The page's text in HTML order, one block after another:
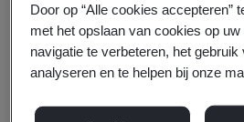
Beschikbaar om te offreren:
Intern
Door op “Alle cookies accepteren”
met het opslaan van cookies op
navigatie te verbeteren, het gebruik
analyseren en te helpen bij onze